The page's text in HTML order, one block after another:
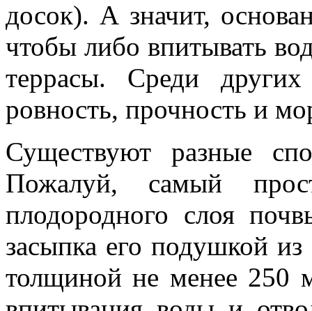
досок). А значит,
чтобы либо впитывать
террасы. Среди
ровность, прочность и
Существуют разные
Пожалуй, самый
плодородного слоя
засыпка его подушкой
толщиной не менее 250